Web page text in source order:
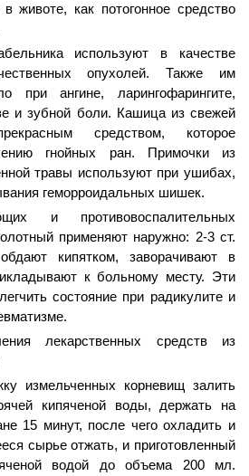
животе, как потогонное средство
используют в качестве
опухолей. Также им
при ангине, ларингофарингите,
и зубной боли. Кашица из свежей
средством, которое
гнойных ран. Примочки из
травы используют при ушибах,
геморроидальных шишек.
и противовоспалительных
применяют наружно: 2-3 ст.
кипятком, заворачивают в
к больному месту. Эти
состояние при радикулите и
лекарственных средств из
измельченных корневищ залить
кипяченой воды, держать на
15 минут, после чего охладить и
сырье отжать, и приготовленный
водой до объема 200 мл.